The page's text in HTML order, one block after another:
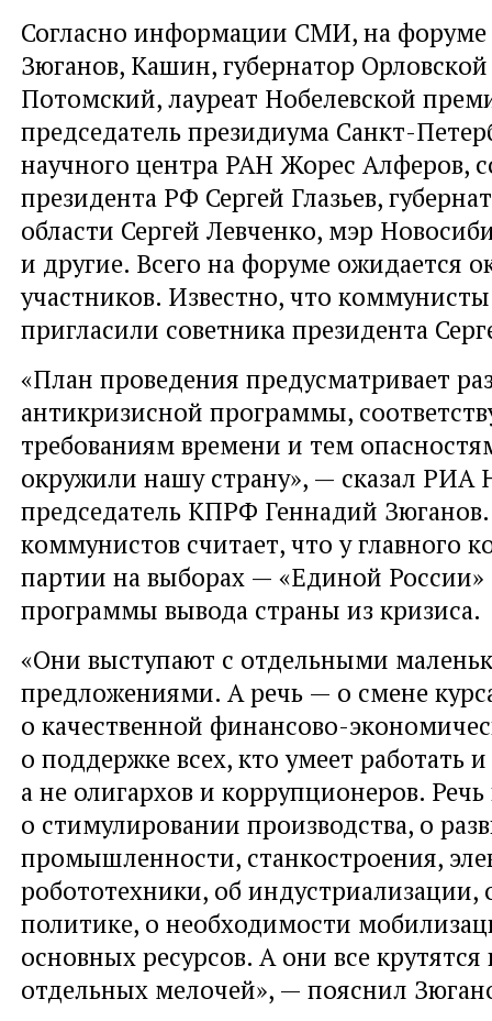
Согласно информации СМИ, на форуме
Зюганов, Кашин, губернатор
Потомский, лауреат Нобелевской
председатель президиума Санкт-
научного центра РАН Жорес Алферов,
президента РФ Сергей Глазьев,
области Сергей Левченко, мэр
и другие. Всего на форуме ожидается
участников. Известно, что
пригласили советника президента
«План проведения предусматривает
антикризисной программы,
требованиям времени и тем
окружили нашу страну», — сказал РИА
председатель КПРФ Геннадий
коммунистов считает, что у главного
партии на выборах — «Единой
программы вывода страны из кризиса.
«Они выступают с отдельными
предложениями. А речь — о смене
о качественной финансово-
о поддержке всех, кто умеет работать и
а не олигархов и коррупционеров.
о стимулировании производства, о
промышленности, станкостроения,
робототехники, об индустриализации,
политике, о необходимости
основных ресурсов. А они все крутятся
отдельных мелочей», — пояснил